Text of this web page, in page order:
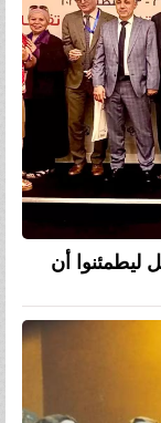
ليطمئنوا أن